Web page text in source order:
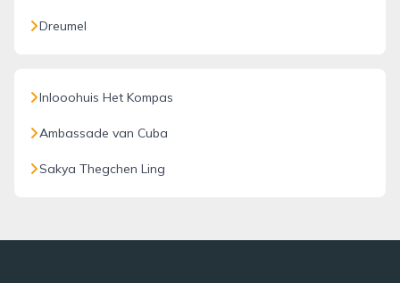
Dreumel
Inlooohuis Het Kompas
Ambassade van Cuba
Sakya Thegchen Ling